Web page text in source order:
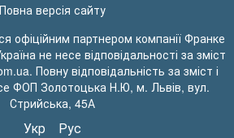
Повна версія сайту
офіційним партнером компанії Франке
не несе відповідальності за зміст
Повну відповідальність за зміст і
ФОП Золотоцька Н.Ю, м. Львів, вул.
Стрийська, 45А
Укр Рус